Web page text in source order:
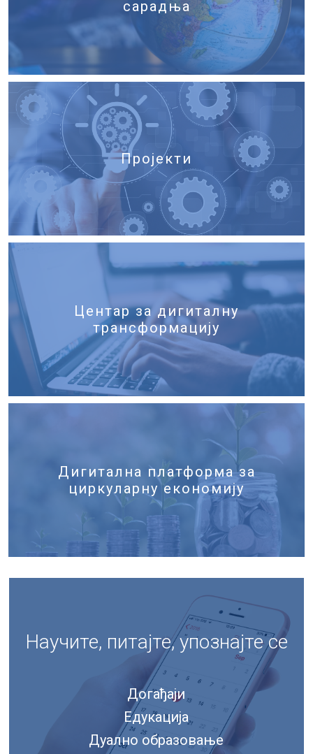
сарадња
Пројекти
Центар за дигиталну
трансформацију
Дигитална платформа за
циркуларну економију
Научите, питајте, упознајте се
Догађаји
Едукација
Дуално образовање